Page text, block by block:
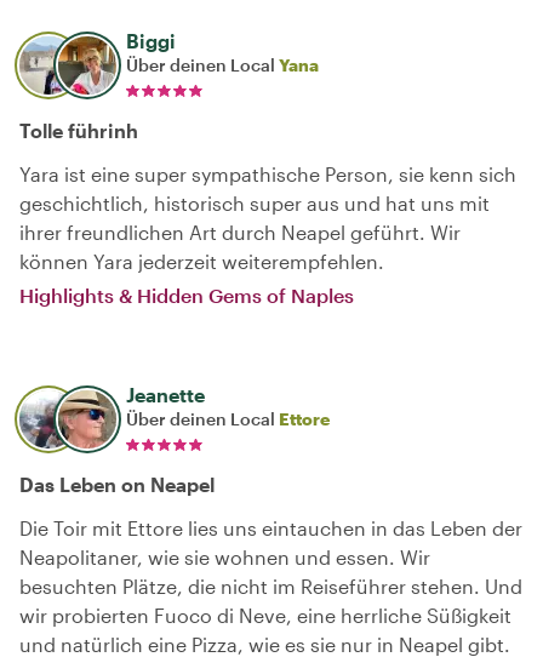
Biggi
Über deinen Local Yana
Tolle führinh
Yara ist eine super sympathische Person, sie kenn sich
geschichtlich, historisch super aus und hat uns mit
ihrer freundlichen Art durch Neapel geführt. Wir
können Yara jederzeit weiterempfehlen.
Highlights & Hidden Gems of Naples
Jeanette
Über deinen Local Ettore
Das Leben on Neapel
Die Toir mit Ettore lies uns eintauchen in das Leben der
Neapolitaner, wie sie wohnen und essen. Wir
besuchten Plätze, die nicht im Reiseführer stehen. Und
wir probierten Fuoco di Neve, eine herrliche Süßigkeit
und natürlich eine Pizza, wie es sie nur in Neapel gibt.